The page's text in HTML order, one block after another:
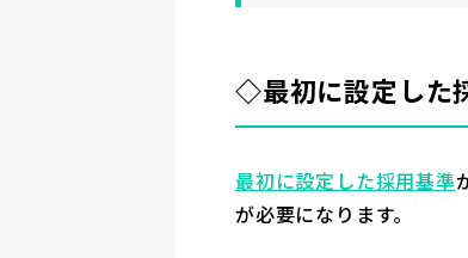
◇最初に設定した
最初に設定した採用基準
が必要になります。